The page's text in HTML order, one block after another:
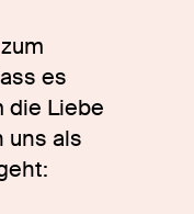
es
die Liebe
uns als